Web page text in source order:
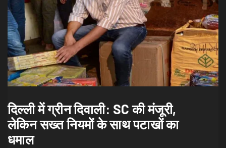
दिल्ली में ग्रीन दिवाली: SC की मंजूरी,
लेकिन सख्त नियमों के साथ पटाखों का
धमाल